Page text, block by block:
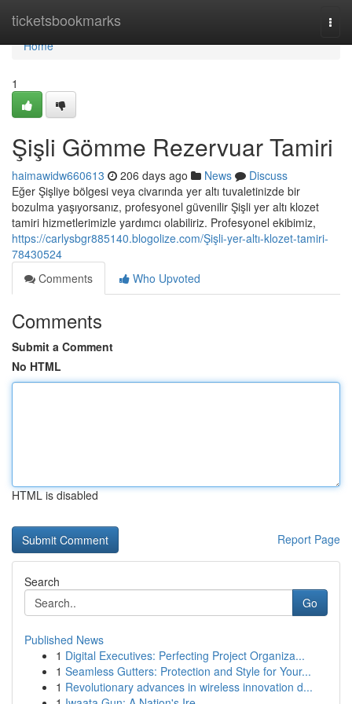
ticketsbookmarks
Home
Home
1
Şişli Gömme Rezervuar Tamiri
haimawidw660613 206 days ago News
Discuss
Eğer Şişliye bölgesi veya civarında yer altı tuvaletinizde bir
bozulma yaşıyorsanız, profesyonel güvenilir Şişli yer altı klozet
tamiri hizmetlerimizle yardımcı olabiliriz. Profesyonel ekibimiz,
https://carlysbgr885140.blogolize.com/Şişli-yer-altı-klozet-tamiri-
78430524
Comments
Who Upvoted
Comments
Submit a Comment
No HTML
HTML is disabled
Report Page
Search
Go
Published News
1 Digital Executives: Perfecting Project Organiza...
1 Seamless Gutters: Protection and Style for Your...
1 Revolutionary advances in wireless innovation d...